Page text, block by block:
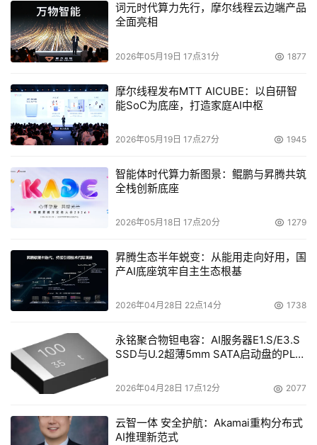
词元时代算力先行，摩尔线程云边端产品
全面亮相
2026年05月19日 17点31分 1877
摩尔线程发布MTT AICUBE：以自研智
能SoC为底座，打造家庭AI中枢
2026年05月19日 17点27分 1945
智能体时代算力新图景：鲲鹏与昇腾共筑
全栈创新底座
2026年05月18日 17点20分 1279
昇腾生态半年蜕变：从能用走向好用，国
产AI底座筑牢自主生态根基
2026年04月28日 22点14分 1738
永铭聚合物钽电容：AI服务器E1.S/E3.S
SSD与U.2超薄5mm SATA启动盘的PLP
2026年04月28日 17点12分 2077
云智一体 安全护航：Akamai重构分布式
AI推理新范式